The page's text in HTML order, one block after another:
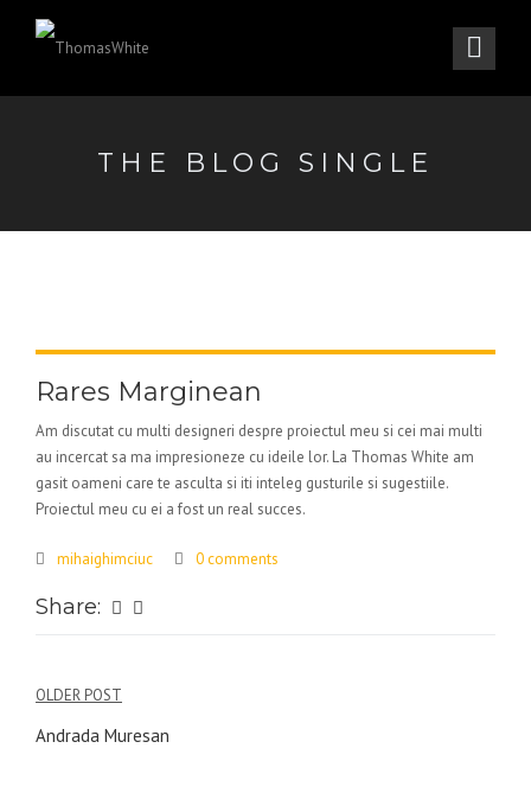
THE BLOG SINGLE
Rares Marginean
Am discutat cu multi designeri despre proiectul meu si cei mai multi
au incercat sa ma impresioneze cu ideile lor. La Thomas White am
gasit oameni care te asculta si iti inteleg gusturile si sugestiile.
Proiectul meu cu ei a fost un real succes.
mihaighimciuc 0 comments
Share:
Navigare
OLDER POST
Andrada Muresan